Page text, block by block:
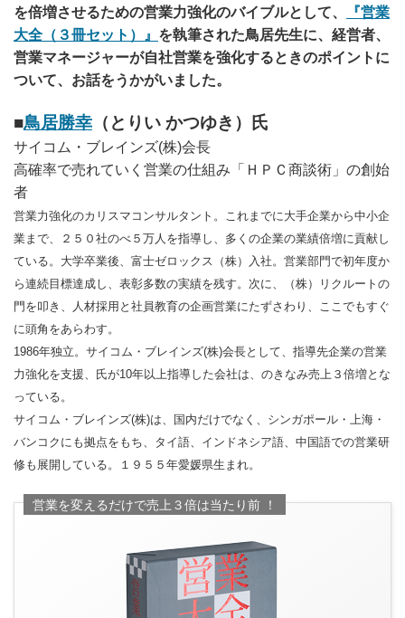
を倍増させるための営業力強化のバイブルとして、
『営業
大全（３冊セット）』 を執筆された鳥居先生に、経営者、
営業マネージャーが自社営業を強化するときのポイントに
ついて、お話をうかがいました。
■鳥居勝幸 （とりい かつゆき）氏
サイコム・ブレインズ(株)会長
高確率で売れていく営業の仕組み「ＨＰＣ商談術」の創始
者
営業力強化のカリスマコンサルタント。これまでに大手企業から中小企
業まで、２５０社のべ５万人を指導し、多くの企業の業績倍増に貢献し
ている。大学卒業後、富士ゼロックス（株）入社。営業部門で初年度か
ら連続目標達成し、表彰多数の実績を残す。次に、（株）リクルートの
門を叩き、人材採用と社員教育の企画営業にたずさわり、ここでもすぐ
に頭角をあらわす。
1986年独立。サイコム・ブレインズ(株)会長として、指導先企業の営業
力強化を支援、氏が10年以上指導した会社は、のきなみ売上３倍増とな
っている。
サイコム・ブレインズ(株)は、国内だけでなく、シンガポール・上海・
バンコクにも拠点をもち、タイ語、インドネシア語、中国語での営業研
修も展開している。１９５５年愛媛県生まれ。
営業を変えるだけで売上３倍は当たり前 ！